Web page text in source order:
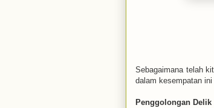
Sebagaimana telah
dalam kesempatan
Penggolongan Delik